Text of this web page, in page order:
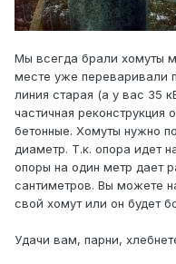
Мы всегда брали хомуты
месте уже переваривали
линия старая (а у вас 35
частичная реконструкция
бетонные. Хомуты нужно
диаметр. Т.к. опора идет
опоры на один метр дает
сантиметров. Вы можете
свой хомут или он будет
Удачи вам, парни,